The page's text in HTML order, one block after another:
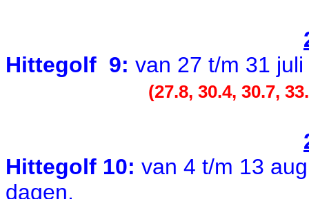
Hittegolf 9: van 27 t/m 31 juli
(27.8, 30.4, 30.7,
Hittegolf 10: van 4 t/m 13
dagen.